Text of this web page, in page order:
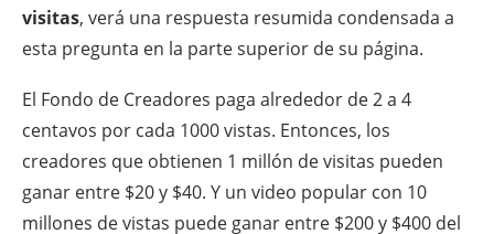
visitas, verá una respuesta resumida condensada a
esta pregunta en la parte superior de su página.
El Fondo de Creadores paga alrededor de 2 a 4
centavos por cada 1000 vistas. Entonces, los
creadores que obtienen 1 millón de visitas pueden
ganar entre $20 y $40. Y un video popular con 10
millones de vistas puede ganar entre $200 y $400 del